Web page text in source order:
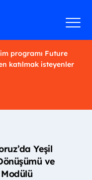
programı Future
katılmak isteyenler
Yeşil
ve